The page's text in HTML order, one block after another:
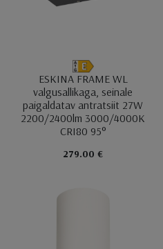
ESKINA FRAME WL
valgusallikaga, seinale
paigaldatav antratsiit 27W
2200/2400lm 3000/4000K
CRI80 95°
279.00 €